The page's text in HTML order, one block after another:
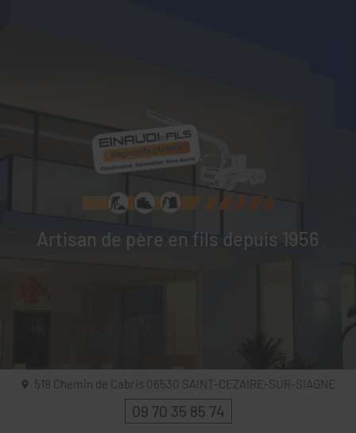
Artisan de père en fils depuis 1956
518 Chemin de Cabris 06530 SAINT-CEZAIRE-SUR-SIAGNE
09 70 35 85 74